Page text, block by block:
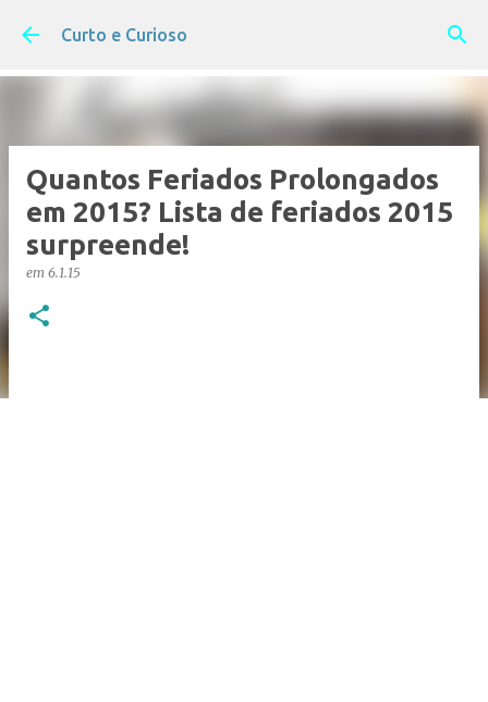
Pular para o conteúdo principal
Curto e Curioso
Quantos Feriados Prolongados
em 2015? Lista de feriados 2015
surpreende!
em 6.1.15